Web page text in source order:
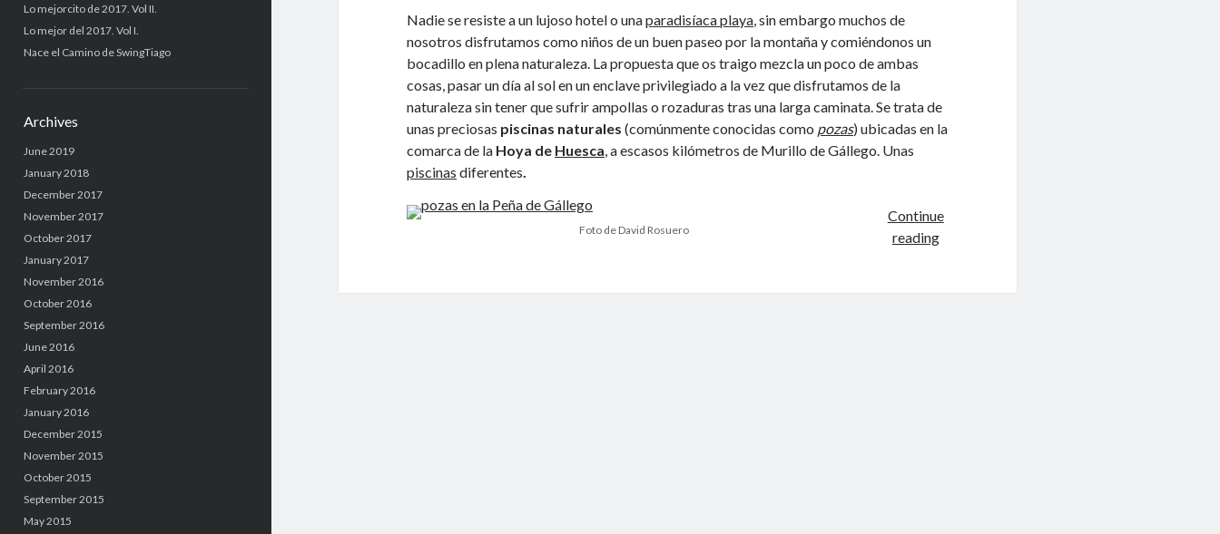
Lo mejorcito de 2017. Vol II.
Lo mejor del 2017. Vol I.
Nace el Camino de SwingTiago
Archives
June 2019
January 2018
December 2017
November 2017
October 2017
January 2017
November 2016
October 2016
September 2016
June 2016
April 2016
February 2016
January 2016
December 2015
November 2015
October 2015
September 2015
May 2015
Nadie se resiste a un lujoso hotel o unaparadisíaca playa, sin embargo muchos de
nosotros disfrutamos como niños de un buen paseo por la montaña y comiéndonos un
bocadillo en plena naturaleza. La propuesta que os traigo mezcla un poco de ambas
cosas, pasar un día al sol en un enclave privilegiado a la vez que disfrutamos de la
naturaleza sin tener que sufrir ampollas o rozaduras tras una larga caminata. Se trata de
unas preciosas piscinas naturales(comúnmente conocidas como pozas) ubicadas en la
comarca de la Hoya de Huesca, a escasos kilómetros de Murillo de Gállego. Unas
piscinas diferentes.
Foto de David Rosuero
Continue
readingPiscinas